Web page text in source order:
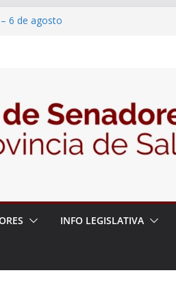
6 de agosto
– 06/08/26 – Créase el Ente Salteño
Vegetal
INFO LEGISLATIVA